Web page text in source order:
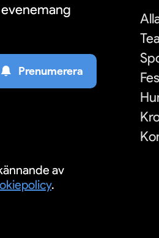
Prenumerera
av
.